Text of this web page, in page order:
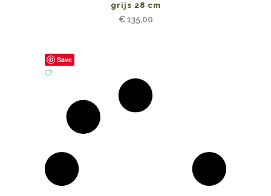
grijs 28 cm
€135,00
Save